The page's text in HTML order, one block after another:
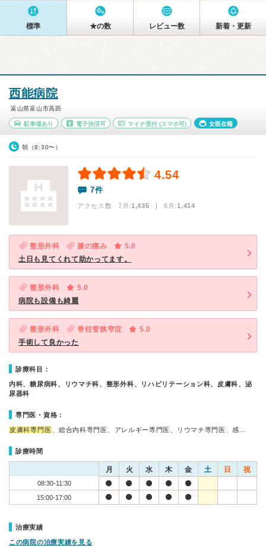
標準 ★の数 レビュー数 新着・更新
西能病院
富山県富山市高田
駐車場あり 電子決済可 マイナ受付 (スマホ可) 女医在籍
朝（8:30〜）
4.54
7件
アクセス数 7月:1,435 | 6月:1,414
整形外科 膝の痛み
5.0
土日も見てくれて助かってます。
整形外科
5.0
病院も設備も綺麗
整形外科 脊柱管狭窄症
5.0
手術して良かった
診療科目：
内科、糖尿病科、リウマチ科、整形外科、リハビリテーション科、皮膚科、泌
尿器科
専門医・資格：
皮膚科専門医 、総合内科専門医、アレルギー専門医、リウマチ専門医、感…
診療時間
月 火 水 木 金 土 日 祝
08:30-11:30
15:00-17:00
治療実績
この病院の治療実績を見る